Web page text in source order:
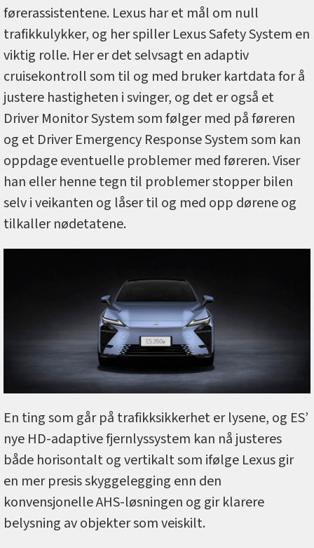
førerassistentene. Lexus har et mål om null
trafikkulykker, og her spiller Lexus Safety System en
viktig rolle. Her er det selvsagt en adaptiv
cruisekontroll som til og med bruker kartdata for å
justere hastigheten i svinger, og det er også et
Driver Monitor System som følger med på føreren
og et Driver Emergency Response System som kan
oppdage eventuelle problemer med føreren. Viser
han eller henne tegn til problemer stopper bilen
selv i veikanten og låser til og med opp dørene og
tilkaller nødetatene.
En ting som går på trafikksikkerhet er lysene, og ES’
nye HD-adaptive fjernlyssystem kan nå justeres
både horisontalt og vertikalt som ifølge Lexus gir
en mer presis skyggelegging enn den
konvensjonelle AHS-løsningen og gir klarere
belysning av objekter som veiskilt.